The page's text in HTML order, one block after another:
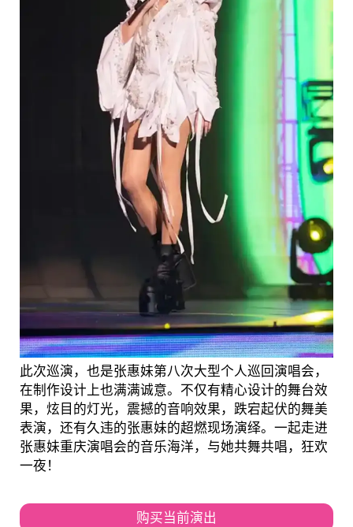
此次巡演，也是张惠妹第八次大型个人巡回演唱会，
在制作设计上也满满诚意。不仅有精心设计的舞台效
果，炫目的灯光，震撼的音响效果，跌宕起伏的舞美
表演，还有久违的张惠妹的超燃现场演绎。一起走进
张惠妹重庆演唱会的音乐海洋，与她共舞共唱，狂欢
一夜！
购买当前演出